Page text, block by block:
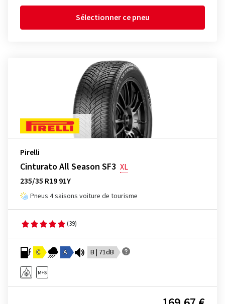
Sélectionner ce pneu
Pirelli
Cinturato All Season SF3 XL
235/35 R19 91Y
Pneus 4 saisons voiture de tourisme
(39)
C A B | 71dB